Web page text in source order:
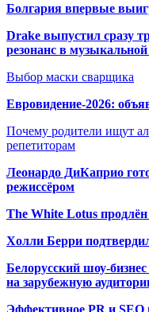
Болгария впервые
Drake выпустил сразу
резонанс в
Выбор маски сварщика
Евровидение-2026:
Почему родители ищут
репетиторам
Леонардо ДиКаприо
режиссёром
The White Lotus
Холли Берри
Белорусский шоу-
на зарубежную
Эффективное PR и SEO